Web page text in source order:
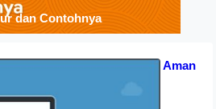
dan Contohnya
Zoom Berbahaya? Tips Aman
2020